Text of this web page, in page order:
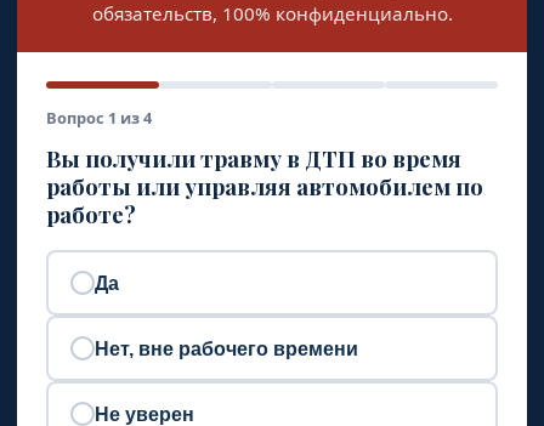
обязательств, 100% конфиденциально.
Вопрос 1 из 4
Вы получили травму в ДТП во время
работы или управляя автомобилем по
работе?
Да
Нет, вне рабочего времени
Не уверен